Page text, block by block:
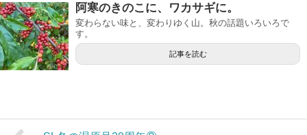
阿寒のきのこに、ワカサギに。
変わらない味と、変わりゆく山。秋の話題いろいろで
す。
記事を読む